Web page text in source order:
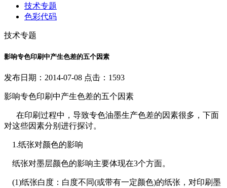
技术专题
色彩代码
技术专题
影响专色印刷中产生色差的五个因素
发布日期：2014-07-08 点击：1593
影响专色印刷中产生色差的五个因素
在印刷过程中，导致专色油墨生产色差的因素很多，下面
对这些因素分别进行探讨。
1.纸张对颜色的影响
纸张对墨层颜色的影响主要体现在3个方面。
(1)纸张白度：白度不同(或带有一定颜色)的纸张，对印刷墨